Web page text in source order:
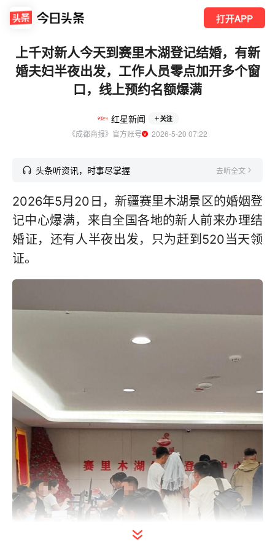
打开APP
上千对新人今天到赛里木湖登记结婚，有新
婚夫妇半夜出发，工作人员零点加开多个窗
口，线上预约名额爆满
红星新闻 关注
《成都商报》官方账号
  2026-5-20 07:22
头条听资讯，时事尽掌握 去听全文
2026年5月20日，新疆赛里木湖景区的婚姻登
记中心爆满，来自全国各地的新人前来办理结
婚证，还有人半夜出发，只为赶到520当天领
证。